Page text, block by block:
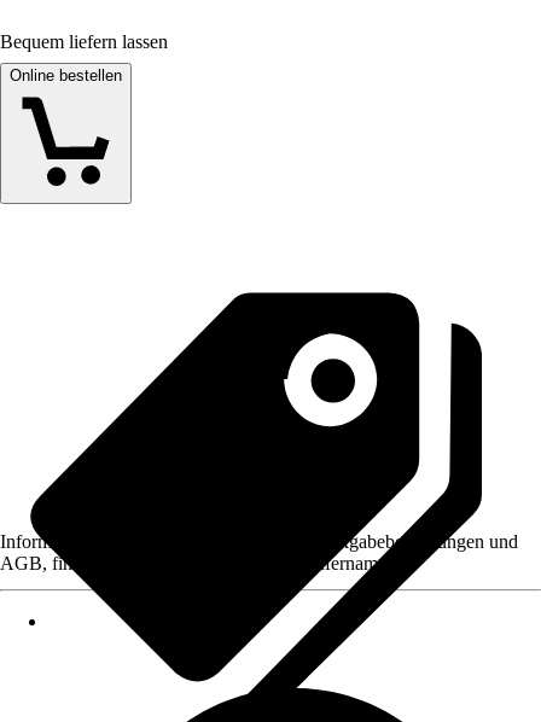
Bequem liefern lassen
Online bestellen
Informationen des Verkäufers, wie z. B. Rückgabebedingungen und
AGB, finden Sie bei Klick auf den Verkäufernamen.